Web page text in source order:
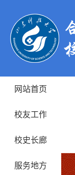
网站首页
校友工作
校史长廊
服务地方